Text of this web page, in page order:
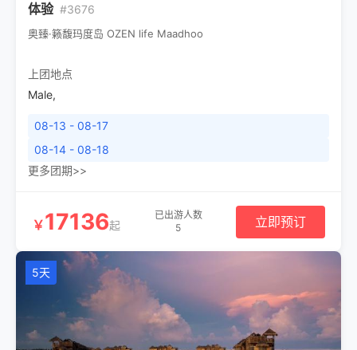
体验 #3676
奥臻·籁馥玛度岛 OZEN life Maadhoo
上团地点
Male,
08-13 - 08-17
08-14 - 08-18
更多团期>>
￥17136起
已出游人数
5
立即预订
5天